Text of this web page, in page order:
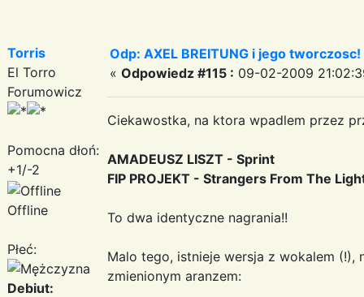
Torris
El Torro
Forumowicz
Pomocna dłoń:
+1/-2
Offline
Płeć:
Debiut:
Odp: AXEL BREITUNG i jego
« Odpowiedz #115 : 09-02-2009
Ciekawostka, na ktora wpadlem przez
AMADEUSZ LISZT - Sprint
FIP PROJEKT - Strangers From The
To dwa identyczne nagrania!!
Malo tego, istnieje wersja z wokalem (!),
zmienionym aranzem: